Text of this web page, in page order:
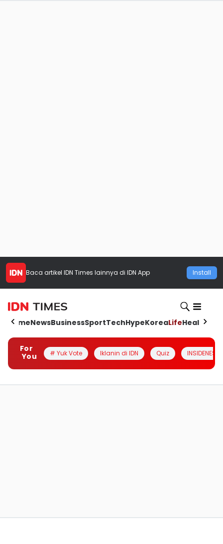
Baca artikel IDN Times lainnya di IDN App Install
HomeNewsBusinessSportTechHypeKoreaLifeHealth
For
You
# Yuk Vote Iklanin di IDN Quiz INSIDENESIA